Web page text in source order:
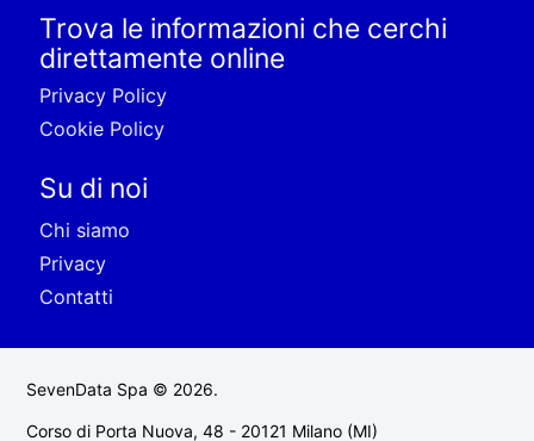
Trova le informazioni che cerchi
direttamente online
Privacy Policy
Cookie Policy
Su di noi
Chi siamo
Privacy
Contatti
SevenData Spa © 2026.
Corso di Porta Nuova, 48 - 20121 Milano (MI)